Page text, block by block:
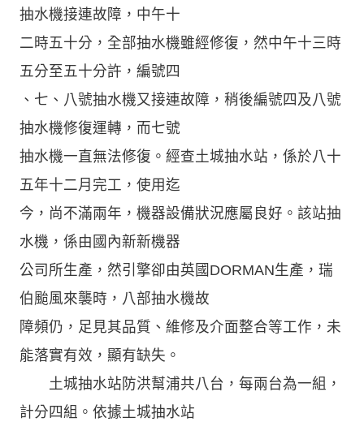
抽水機接連故障，中午十
二時五十分，全部抽水機雖經修復，然中午十三時
五分至五十分許，編號四
、七、八號抽水機又接連故障，稍後編號四及八號
抽水機修復運轉，而七號
抽水機一直無法修復。經查土城抽水站，係於八十
五年十二月完工，使用迄
今，尚不滿兩年，機器設備狀況應屬良好。該站抽
水機，係由國內新新機器
公司所生產，然引擎卻由英國DORMAN生產，瑞
伯颱風來襲時，八部抽水機故
障頻仍，足見其品質、維修及介面整合等工作，未
能落實有效，顯有缺失。
土城抽水站防洪幫浦共八台，每兩台為一組，
計分四組。依據土城抽水站